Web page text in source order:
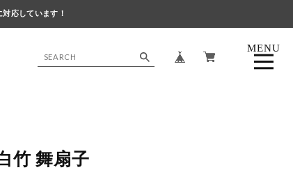
応しています！
MENU
CLOSE
竹 舞扇子